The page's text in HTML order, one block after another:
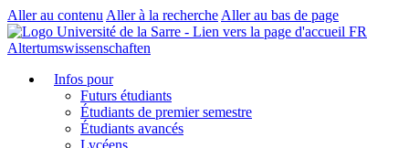
Aller au contenu Aller à la recherche Aller au bas de page
FR
Altertumswissenschaften
Infos pour
Futurs étudiants
Étudiants de premier semestre
Étudiants avancés
Lycéens